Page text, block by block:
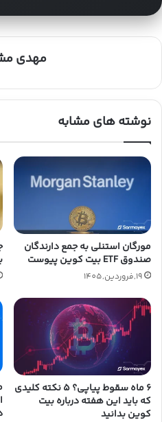
مهدی
نوشته های مشابه
مورگان استنلی به جمع دارندگان
صندوق ETF بیت کوین پیوست
19,فروردین,1405
۶ ماه سقوط پیاپی؟ ۵ نکته کلیدی
که باید این هفته درباره بیت
کوین بدانید